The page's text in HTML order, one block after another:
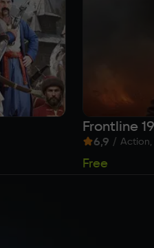
Frontline
6,9 / Action,
Free